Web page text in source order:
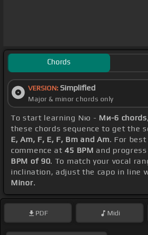
Chords
VERSION: Simplified
Major & minor chords only
To start learning Nю - Ми-6 chords
these chords sequence to get the
E, Am, F, E, F, Bm and Am. For
commence at45 BPM and
BPM of 90. To match your vocal
inclination, adjust the capo in line
Minor.
PDF Midi